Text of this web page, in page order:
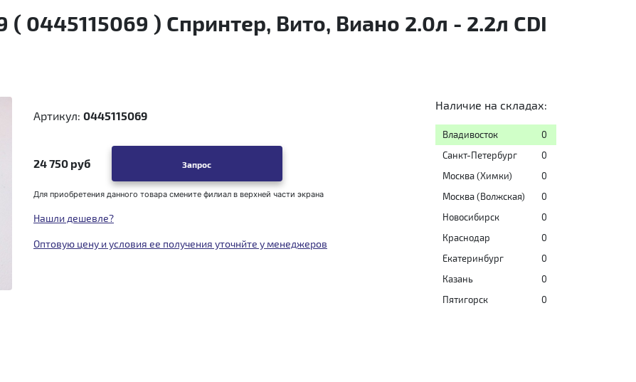
( 0445115069 ) Спринтер, Вито, Виано 2.0л - 2.2л CDI
Артикул: 0445115069
24 750 руб Запрос
Для приобретения данного товара смените филиал в верхней части экрана
Нашли дешевле?
Оптовую цену и условия ее получения уточнйте у менеджеров
Наличие на складах:
Владивосток
0
Санкт-Петербург
0
Москва (Химки)
0
Москва (Волжская)
0
Новосибирск
0
Краснодар
0
Екатеринбург
0
Казань
0
Пятигорск
0